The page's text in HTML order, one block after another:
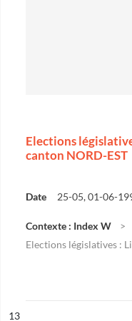
Elections
canton NORD-EST
Date 25-05, 01-06-
Contexte : Index W
Elections législatives :
n°
13